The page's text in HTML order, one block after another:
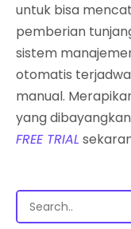
untuk bisa
pemberian
sistem
otomatis
manual.
yang
FREE TRIAL